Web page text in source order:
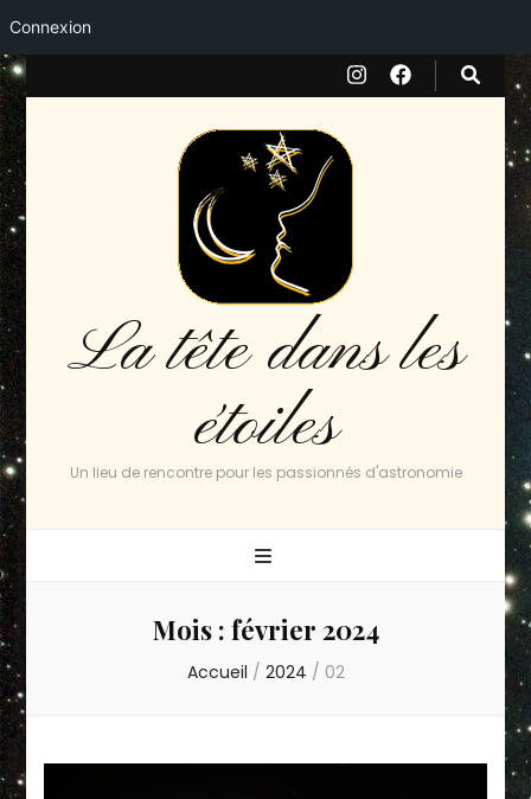
Connexion
La tête dans les
étoiles
Un lieu de rencontre pour les passionnés d'astronomie
Mois : février 2024
Accueil / 2024 / 02